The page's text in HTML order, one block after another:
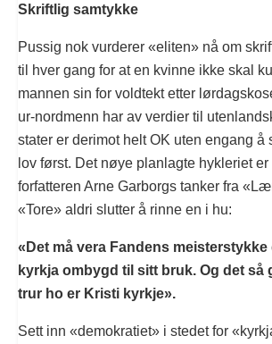
Skriftlig samtykke
Pussig nok vurderer «eliten» nå om
til hver gang for at en kvinne ikke skal
mannen sin for voldtekt etter
ur-nordmenn har av verdier til
stater er derimot helt OK uten engang å
lov først. Det nøye planlagte hykleriet
forfatteren Arne Garborgs tanker fra
«Tore» aldri slutter å rinne en i hu:
«Det må vera Fandens meisterstykke
kyrkja ombygd til sitt bruk. Og det så
trur ho er Kristi kyrkje».
Sett inn «demokratiet» i stedet for